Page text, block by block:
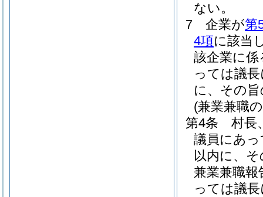
ない。
7
企業が第
4項に該当
該企業に係
っては議
に、その
(兼業兼職
第4条
村長
議員にあ
以内に、
兼業兼職報
っては議